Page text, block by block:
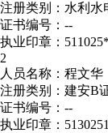
注册类别：水利水
证书编号：--
执业印章：
2
人员名称：程文华
注册类别：建安B
证书编号：--
执业印章：